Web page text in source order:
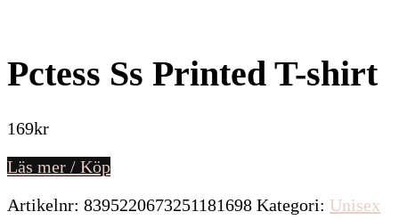
Pctess Ss Printed T-shirt
169kr
Läs mer / Köp
Artikelnr: 8395220673251181698 Kategori: Unisex